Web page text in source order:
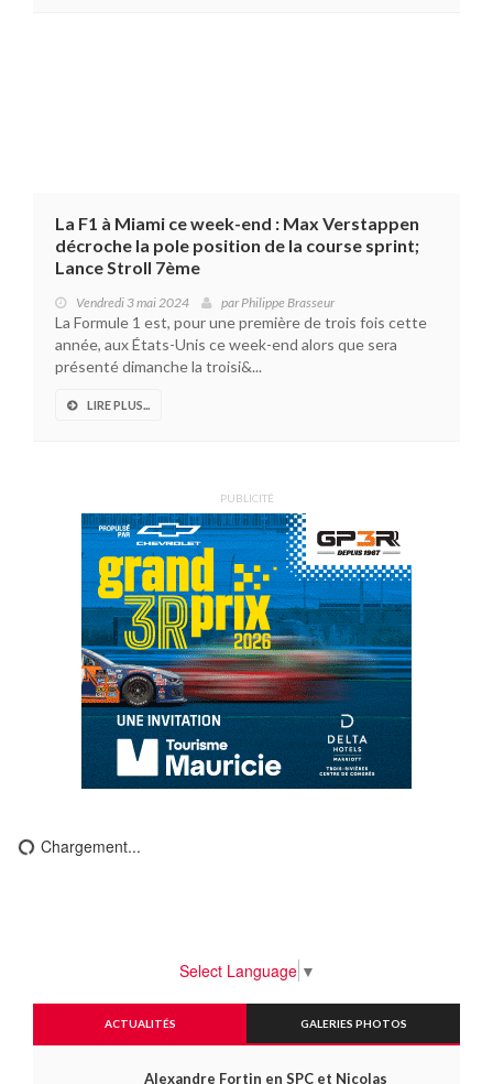
La F1 à Miami ce week-end : Max Verstappen
décroche la pole position de la course sprint;
Lance Stroll 7ème
Vendredi 3 mai 2024 parPhilippe Brasseur
La Formule 1 est, pour une première de trois fois cette
année, aux États-Unis ce week-end alors que sera
présenté dimanche la troisi&...
LIRE PLUS...
PUBLICITÉ
Chargement...
Select Language ▼
ACTUALITÉS GALERIES PHOTOS
Alexandre Fortin en SPC et Nicolas